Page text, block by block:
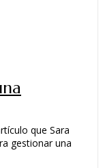
que Sara
gestionar una